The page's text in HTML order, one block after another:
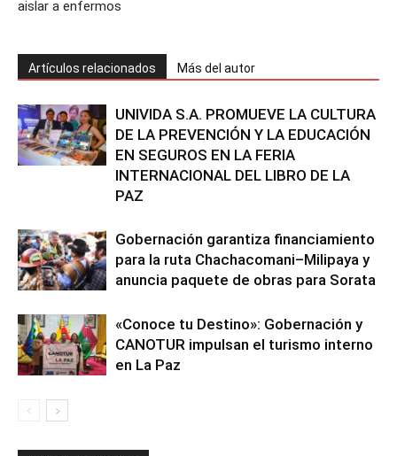
aislar a enfermos
Artículos relacionados Más del autor
UNIVIDA S.A. PROMUEVE LA CULTURA
DE LA PREVENCIÓN Y LA EDUCACIÓN
EN SEGUROS EN LA FERIA
INTERNACIONAL DEL LIBRO DE LA
PAZ
Gobernación garantiza financiamiento
para la ruta Chachacomani–Milipaya y
anuncia paquete de obras para Sorata
«Conoce tu Destino»: Gobernación y
CANOTUR impulsan el turismo interno
en La Paz